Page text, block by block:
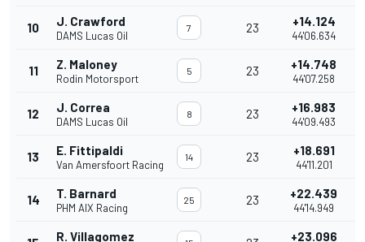
10 J. Crawford
DAMS Lucas Oil
7 23 +14.124
44'06.634
11 Z. Maloney
Rodin Motorsport
5 23 +14.748
44'07.258
12 J. Correa
DAMS Lucas Oil
8 23 +16.983
44'09.493
13 E. Fittipaldi
Van Amersfoort Racing
14 23 +18.691
44'11.201
14 T. Barnard
PHM AIX Racing
25 23 +22.439
44'14.949
R. Villagomez +23.096